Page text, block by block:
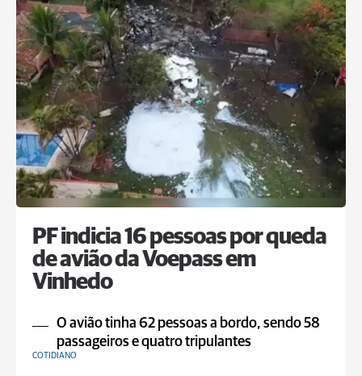
PF indicia 16 pessoas por queda
de avião da Voepass em
Vinhedo
O avião tinha 62 pessoas a bordo, sendo 58
passageiros e quatro tripulantes
COTIDIANO